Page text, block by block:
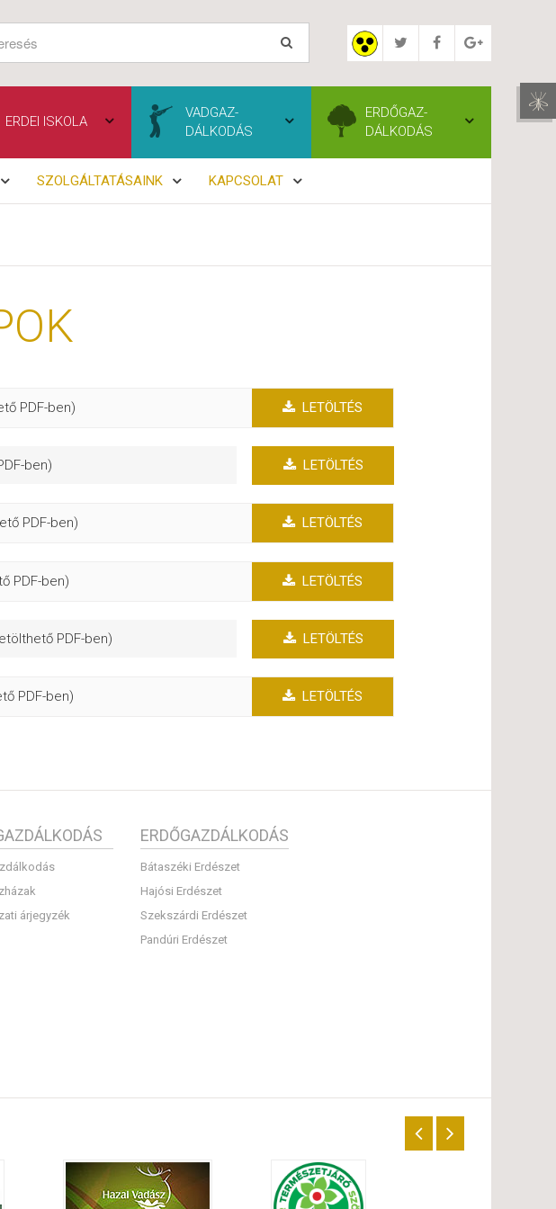
ERDEI ISKOLA
VADGAZ-
DÁLKODÁS
ERDŐGAZ-
DÁLKODÁS
SZOLGÁLTATÁSAINK KAPCSOLAT
PDF-ben) LETÖLTÉS
ben) LETÖLTÉS
PDF-ben) LETÖLTÉS
PDF-ben) LETÖLTÉS
PDF-ben) LETÖLTÉS
PDF-ben) LETÖLTÉS
árjegyzék
ERDŐGAZDÁLKODÁS
Bátaszéki Erdészet
Hajósi Erdészet
Szekszárdi Erdészet
Pandúri Erdészet